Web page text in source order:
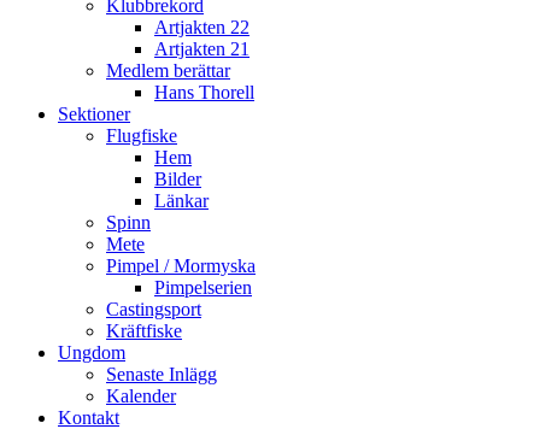
Klubbrekord
Artjakten 22
Artjakten 21
Medlem berättar
Hans Thorell
Sektioner
Flugfiske
Hem
Bilder
Länkar
Spinn
Mete
Pimpel / Mormyska
Pimpelserien
Castingsport
Kräftfiske
Ungdom
Senaste Inlägg
Kalender
Kontakt